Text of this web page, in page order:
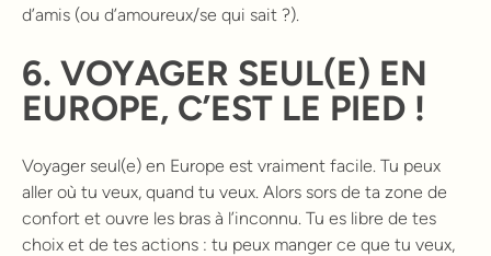
d’amis (ou d’amoureux/se qui sait ?).
6. VOYAGER SEUL(E) EN
EUROPE, C’EST LE PIED !
Voyager seul(e) en Europe est vraiment facile. Tu peux
aller où tu veux, quand tu veux. Alors sors de ta zone de
confort et ouvre les bras à l’inconnu. Tu es libre de tes
choix et de tes actions : tu peux manger ce que tu veux,